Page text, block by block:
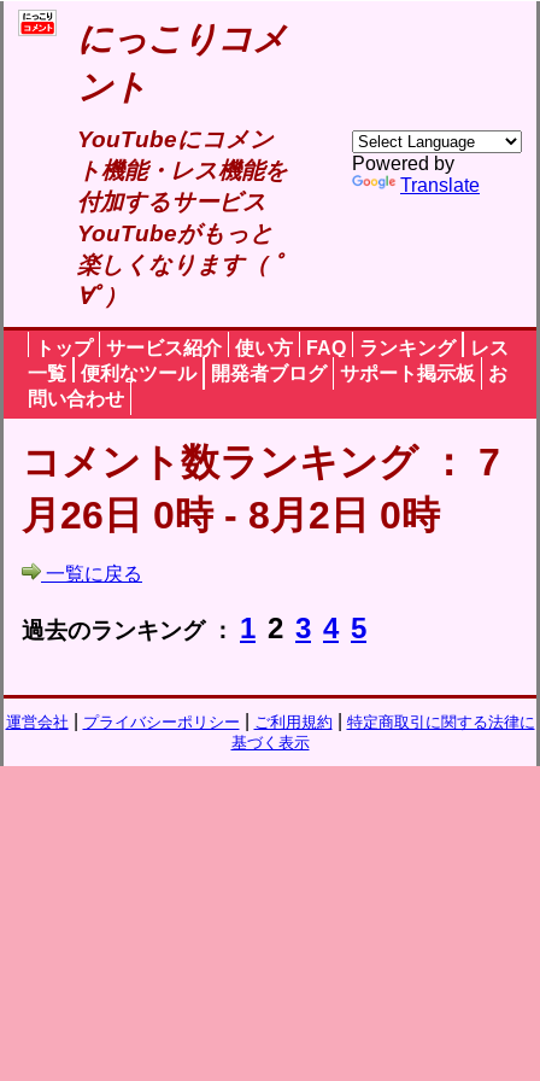
にっこりコメ
ント
YouTubeにコメン
ト機能・レス機能を
付加するサービス
YouTubeがもっと
楽しくなります（ ﾟ
∀ﾟ）
Powered by
Translate
トップ サービス紹介 使い方 FAQ ランキング
レス
一覧
便利なツール 開発者ブログ サポート掲示板
お
問い合わせ
コメント数ランキング ： 7
月26日 0時 - 8月2日 0時
一覧に戻る
過去のランキング ： 1 2 3 4 5
運営会社 プライバシーポリシー ご利用規約
特定商取引に関する法律に
基づく表示